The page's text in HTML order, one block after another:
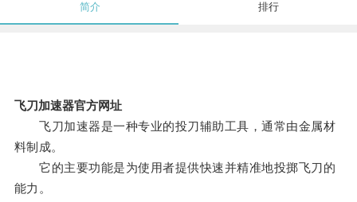
简介 排行
飞刀加速器官方网址
飞刀加速器是一种专业的投刀辅助工具，通常由金属材
料制成。
它的主要功能是为使用者提供快速并精准地投掷飞刀的
能力。